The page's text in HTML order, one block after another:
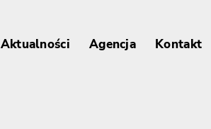
Aktualności Agencja Kontakt